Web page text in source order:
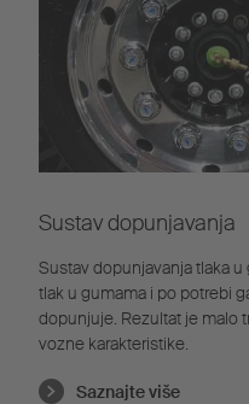
Sustav dopunjavanja
Sustav dopunjavanja tlaka
tlak u gumama i po potrebi
dopunjuje. Rezultat je malo
vozne karakteristike.
Saznajte više